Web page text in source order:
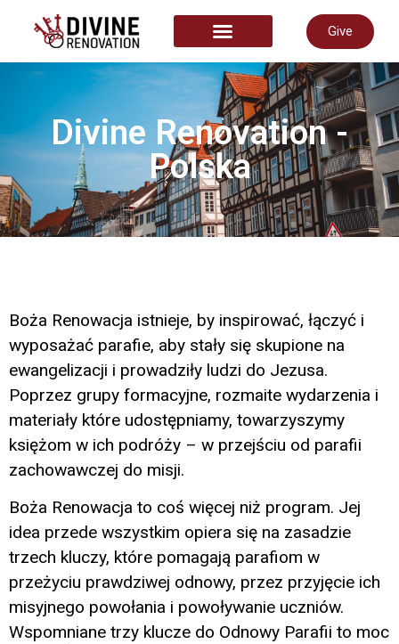
Give
Divine Renovation -
Polska
Boża Renowacja istnieje, by inspirować, łączyć i
wyposażać parafie, aby stały się skupione na
ewangelizacji i prowadziły ludzi do Jezusa.
Poprzez grupy formacyjne, rozmaite wydarzenia i
materiały które udostępniamy, towarzyszymy
księżom w ich podróży – w przejściu od parafii
zachowawczej do misji.
Boża Renowacja to coś więcej niż program. Jej
idea przede wszystkim opiera się na zasadzie
trzech kluczy, które pomagają parafiom w
przeżyciu prawdziwej odnowy, przez przyjęcie ich
misyjnego powołania i powoływanie uczniów.
Wspomniane trzy klucze do Odnowy Parafii to moc